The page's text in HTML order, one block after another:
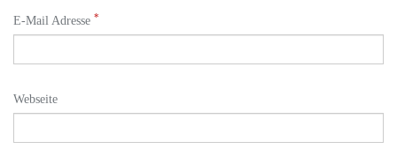
E-Mail Adresse *
Webseite